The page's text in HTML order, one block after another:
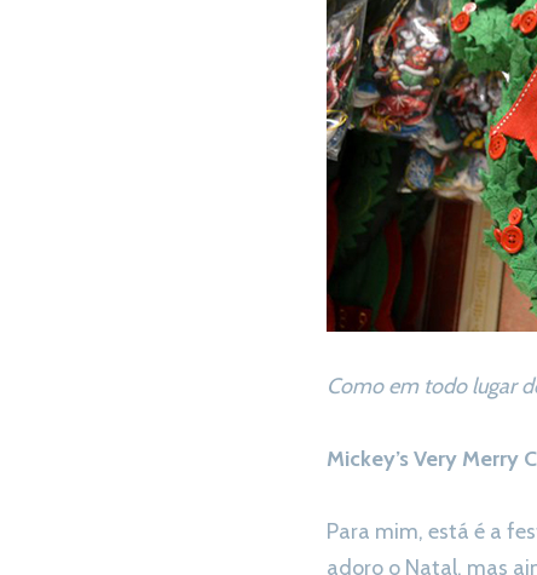
Como em todo lugar
Mickey’s Very Merry
Para mim, está é a
adoro o Natal, mas